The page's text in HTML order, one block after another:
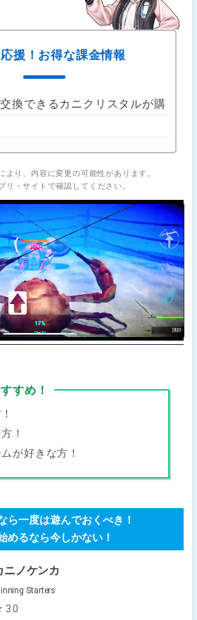
援！お得な課金情報
換できるカニクリスタルが購
より、内容に変更の可能性があります。
リ・サイトで確認してください。
すめ！
！
が好きな方！
ら一度は遊んでおくべき！
めるなら今しかない！
ニノケンカ
Starters
3.0